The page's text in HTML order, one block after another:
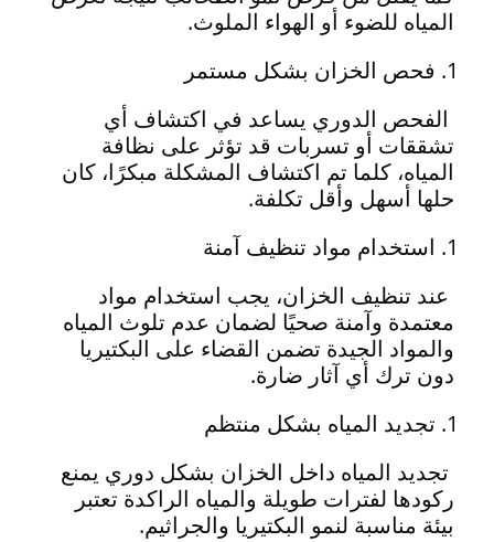
المياه للضوء أو الهواء الملوث.
فحص الخزان بشكل مستمر
الفحص الدوري يساعد في اكتشاف أي
تشققات أو تسربات قد تؤثر على نظافة
المياه، كلما تم اكتشاف المشكلة مبكرًا، كان
حلها أسهل وأقل تكلفة.
استخدام مواد تنظيف آمنة
عند تنظيف الخزان، يجب استخدام مواد
معتمدة وآمنة صحيًا لضمان عدم تلوث المياه
والمواد الجيدة تضمن القضاء على البكتيريا
دون ترك أي آثار ضارة.
تجديد المياه بشكل منتظم
تجديد المياه داخل الخزان بشكل دوري يمنع
ركودها لفترات طويلة والمياه الراكدة تعتبر
بيئة مناسبة لنمو البكتيريا والجراثيم.